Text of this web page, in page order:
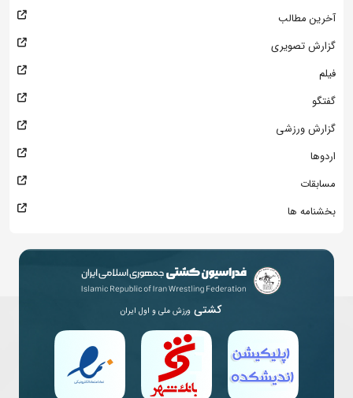
آخرین مطالب
گزارش تصویری
فیلم
گفتگو
گزارش ورزشی
اردوها
مسابقات
بخشنامه ها
کشتی ورزش ملی و اول ایران